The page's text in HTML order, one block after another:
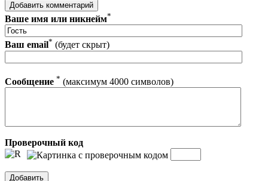
Ваше имя или никнейм*
Ваш email* (будет скрыт)
Сообщение * (максимум 4000 символов)
Проверочный код